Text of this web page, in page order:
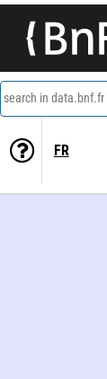
search in data.bnf.fr
FR